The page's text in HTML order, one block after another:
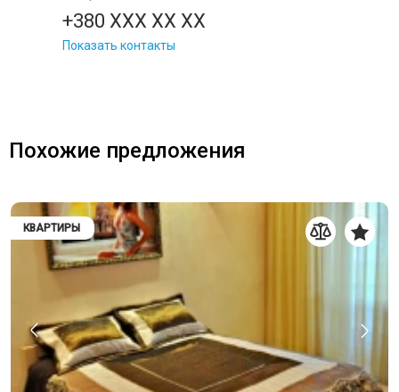
+380 XXX XX XX
Показать контакты
Похожие предложения
КВАРТИРЫ